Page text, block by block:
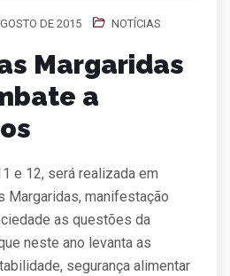
DE 2015 NOTÍCIAS
Margaridas
a
e 12, será realizada em
Margaridas, manifestação
as questões da
neste ano levanta as
segurança alimentar